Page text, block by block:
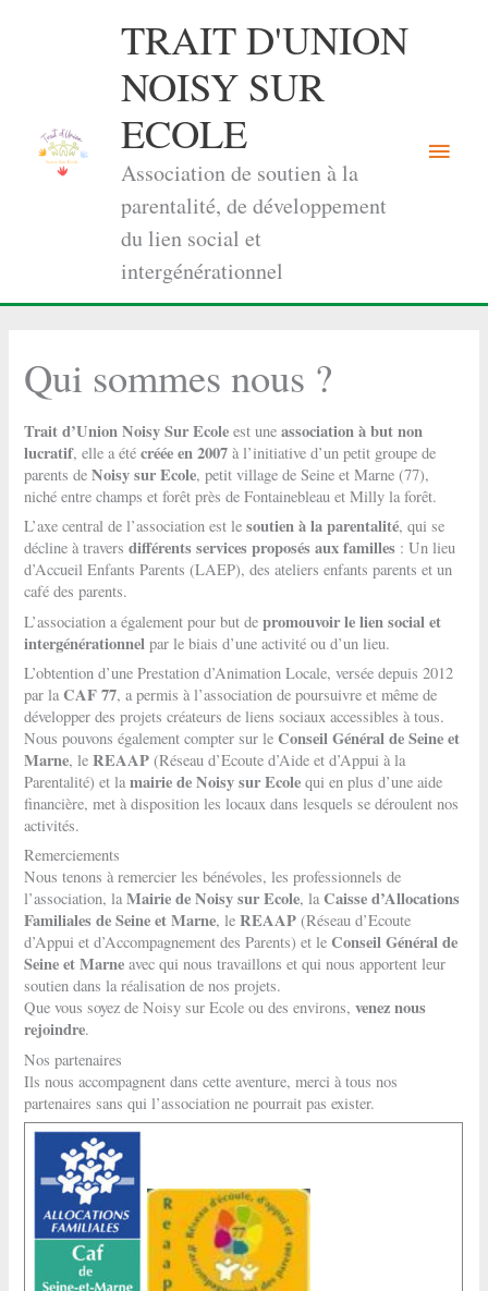
TRAIT D'UNION
NOISY SUR
ECOLE
Association de soutien à la
parentalité, de développement
du lien social et
intergénérationnel
Menu
Qui sommes nous ?
Trait d’Union Noisy Sur Ecole est uneassociation à but non
lucratif, elle a été créée en 2007 à l’initiative d’un petit groupe de
parents deNoisy sur Ecole, petit village de Seine et Marne (77),
niché entre champs et forêt près de Fontainebleau et Milly la forêt.
L’axe central de l’association est lesoutien à la parentalité, qui se
décline à travers différents services proposés aux familles : Un lieu
d’Accueil Enfants Parents (LAEP), des ateliers enfants parents et un
café des parents.
L’association a également pour but depromouvoir le lien social et
intergénérationnel par le biais d’une activité ou d’un lieu.
L’obtention d’une Prestation d’Animation Locale, versée depuis 2012
par laCAF 77, a permis à l’association de poursuivre et même de
développer des projets créateurs de liens sociaux accessibles à tous.
Nous pouvons également compter sur leConseil Général de Seine et
Marne, leREAAP(Réseau d’Ecoute d’Aide et d’Appui à la
Parentalité) et lamairie de Noisy sur Ecole qui en plus d’une aide
financière, met à disposition les locaux dans lesquels se déroulent nos
activités.
Remerciements
Nous tenons à remercier les bénévoles, les professionnels de
l’association, laMairie de Noisy sur Ecole, laCaisse d’Allocations
Familiales de Seine et Marne, leREAAP (Réseau d’Ecoute
d’Appui et d’Accompagnement des Parents) et leConseil Général de
Seine et Marne avec qui nous travaillons et qui nous apportent leur
soutien dans la réalisation de nos projets.
Que vous soyez de Noisy sur Ecole ou des environs,venez nous
rejoindre.
Nos partenaires
Ils nous accompagnent dans cette aventure, merci à tous nos
partenaires sans qui l’association ne pourrait pas exister.